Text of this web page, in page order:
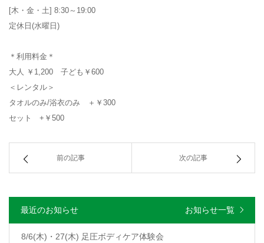
[木・金・土] 8:30～19:00
定休日(水曜日)
＊利用料金＊
大人 ￥1,200 子ども￥600
＜レンタル＞
タオルのみ/浴衣のみ ＋￥300
セット +￥500
前の記事 次の記事
最近のお知らせ お知らせ一覧
8/6(木)・27(木) 足圧ボディケア体験会